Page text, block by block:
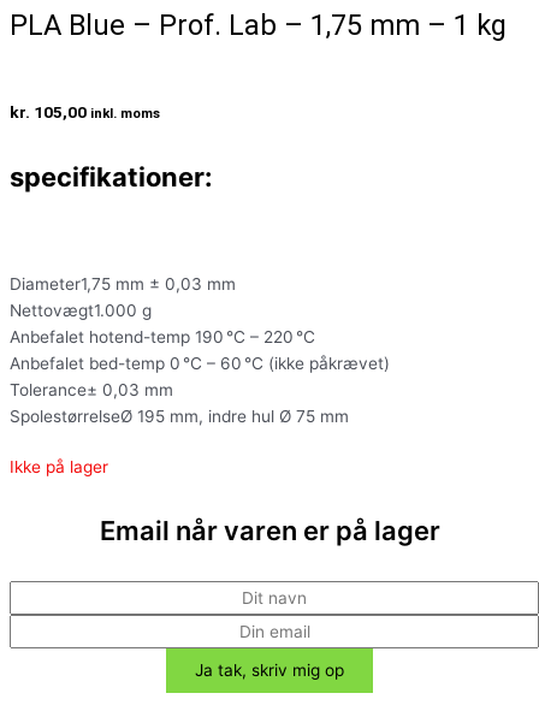
PLA Blue – Prof. Lab – 1,75 mm – 1 kg
kr. 105,00 inkl. moms
specifikationer:
Diameter1,75 mm ± 0,03 mm
Nettovægt1.000 g
Anbefalet hotend-temp 190 °C – 220 °C
Anbefalet bed-temp 0 °C – 60 °C (ikke påkrævet)
Tolerance± 0,03 mm
SpolestørrelseØ 195 mm, indre hul Ø 75 mm
Ikke på lager
Email når varen er på lager